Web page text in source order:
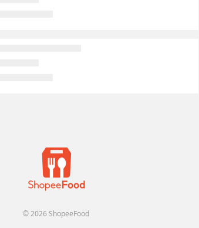
© 2026 ShopeeFood